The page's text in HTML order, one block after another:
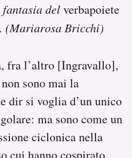
delverbapoiete
(Mariarosa Bricchi)
fra l’altro [Ingravallo],
sono mai la
dir si voglia d’un unico
ma sono come un
ciclonica nella
cui hanno cospirato